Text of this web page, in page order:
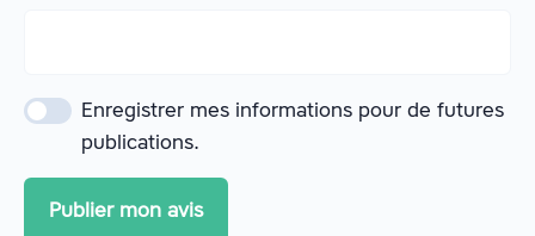
Enregistrer mes informations pour de futures
publications.